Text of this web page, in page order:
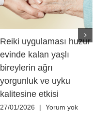
Reiki uygulaması huzur
evinde kalan yaşlı
bireylerin ağrı
yorgunluk ve uyku
kalitesine etkisi
27/01/2026 | Yorum yok